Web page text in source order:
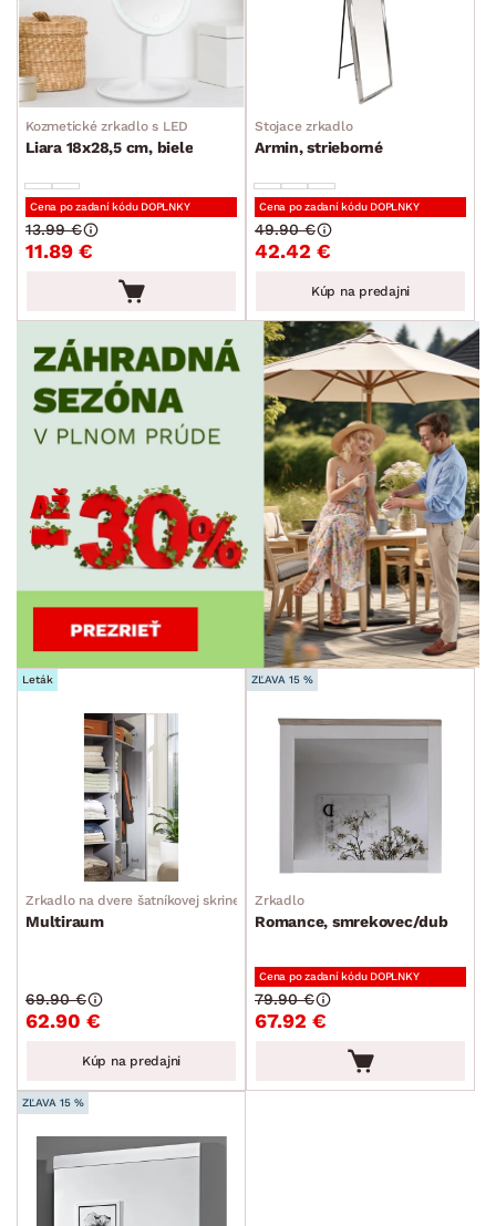
Kozmetické zrkadlo s LED
Liara 18x28,5 cm, biele
Cena po zadaní kódu DOPLNKY
11.89 €
13.99 €
Stojace zrkadlo
Armin, strieborné
Cena po zadaní kódu DOPLNKY
42.42 €
49.90 €
Kúp na predajni
Leták
Zrkadlo na dvere šatníkovej skrine
Multiraum
62.90 €
69.90 €
Kúp na predajni
ZĽAVA 15 %
Zrkadlo
Romance, smrekovec/dub
Cena po zadaní kódu DOPLNKY
67.92 €
79.90 €
ZĽAVA 15 %